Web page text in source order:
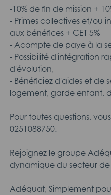
-10% de fin de mission +
- Primes collectives et/ou
aux bénéfices + CET 5%
- Acompte de paye à la
- Possibilité d'intégration
d'évolution,
- Bénéficiez d'aides et de
logement, garde enfant,
Pour toutes questions,
0251088750.
Rejoignez le groupe
dynamique du secteur de
Adéquat, Simplement